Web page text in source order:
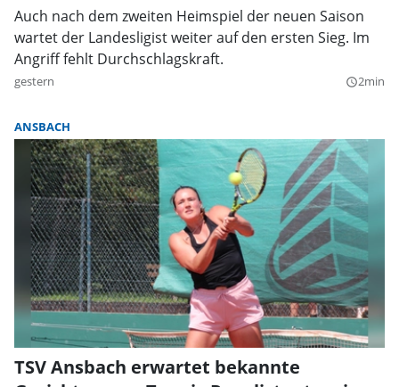
Auch nach dem zweiten Heimspiel der neuen Saison
wartet der Landesligist weiter auf den ersten Sieg. Im
Angriff fehlt Durchschlagskraft.
gestern query_builder2min
ANSBACH
TSV Ansbach erwartet bekannte